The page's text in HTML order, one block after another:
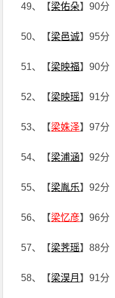
49、【梁佑朵】90分
50、【梁邑诚】95分
51、【梁映福】90分
52、【梁映瑶】91分
53、【梁姝泽】97分
54、【梁浦涵】92分
55、【梁胤乐】92分
56、【梁忆彦】96分
57、【梁荠瑶】88分
58、【梁淏月 】91分